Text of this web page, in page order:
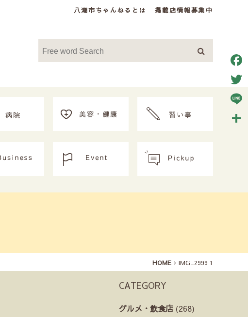
八潮市ちゃんねるとは 掲載店情報募集中
HOME IMG_2999 1
CATEGORY
グルメ・飲食店 (268)
Line